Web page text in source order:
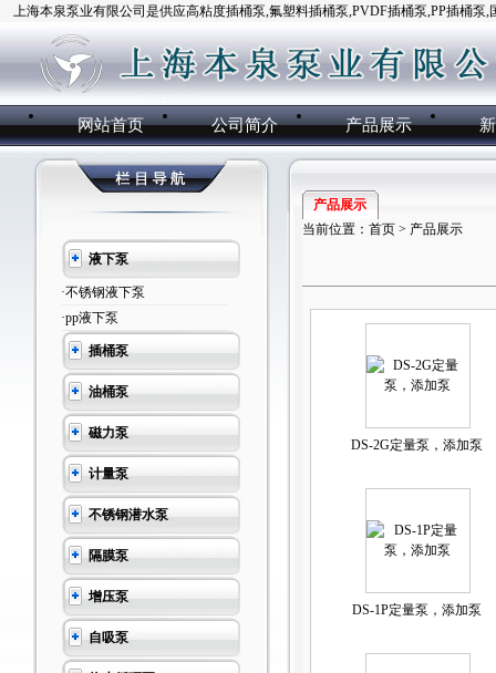
上海本泉泵业有限公司是供应高粘度插桶泵,氟塑料插桶泵,PVDF插桶泵,PP插桶泵
网站首页 公司简介 产品展示
液下泵
·不锈钢液下泵
·pp液下泵
插桶泵
油桶泵
磁力泵
计量泵
不锈钢潜水泵
隔膜泵
增压泵
自吸泵
产品展示
当前位置： 首页 > 产品展示
DS-2G定量泵，添加泵
DS-1P定量泵，添加泵